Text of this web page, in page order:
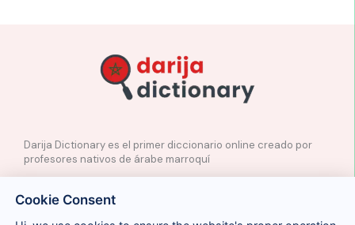
Darija Dictionary es el primer diccionario online creado por
profesores nativos de árabe marroquí
Contacto
📲Redes Sociales
🤝🏼Proponer palabras
Cookie Consent